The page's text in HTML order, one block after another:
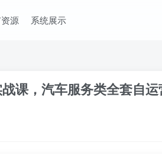
源 系统展示
课，汽车服务类全套自